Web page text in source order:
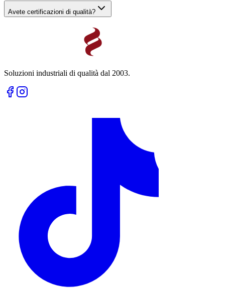
Avete certificazioni di qualità?
Soluzioni industriali di qualità dal 2003.